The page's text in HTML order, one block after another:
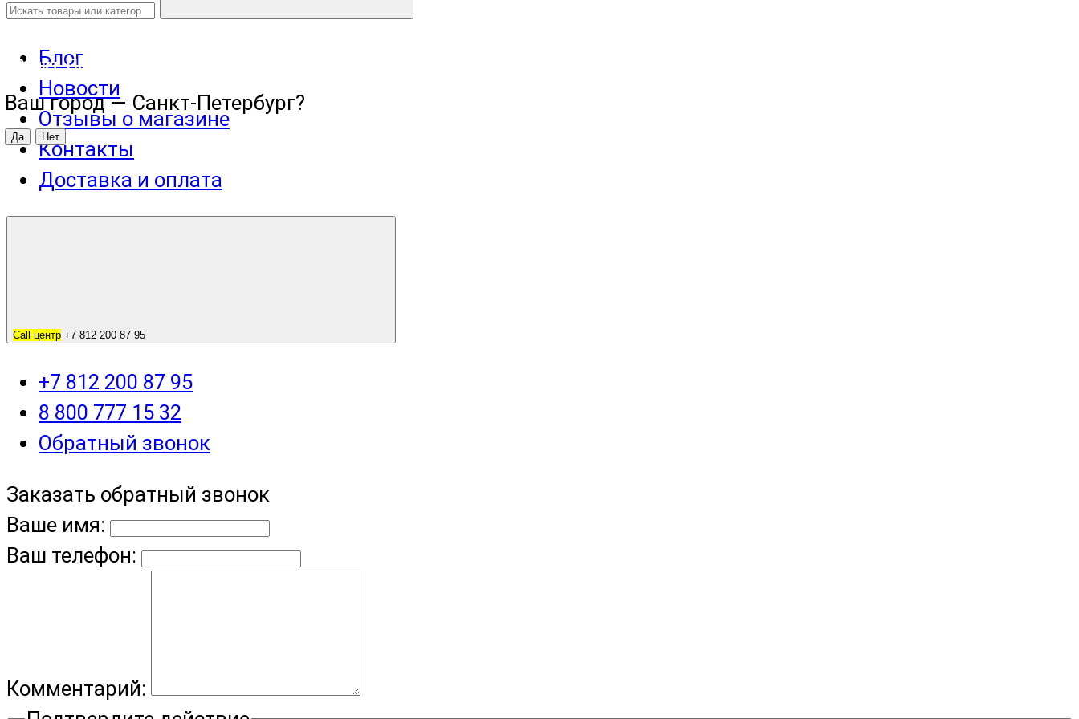
Санкт-Петербург
Ваш город — Санкт-Петербург?
Блог
Новости
Отзывы о магазине
Контакты
Доставка и оплата
Call центр +7 812 200 87 95
+7 812 200 87 95
8 800 777 15 32
Обратный звонок
Заказать обратный звонок
Ваше имя:
Ваш телефон:
Комментарий: